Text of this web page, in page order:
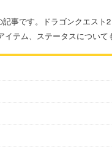
事です。ドラゴンクエスト
テム、ステータスについて